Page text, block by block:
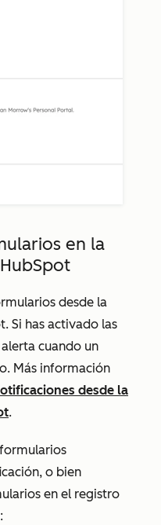
en la
desde la
Si has activado las
cuando un
Más información
desde la
.
o bien
en el registro